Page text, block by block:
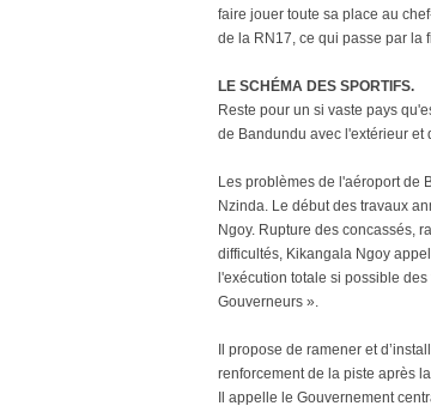
faire jouer toute sa place au
de la RN17, ce qui passe par la
LE SCHÉMA DES SPORTIFS.
Reste pour un si vaste pays
de Bandundu avec l'extérieur et
Les problèmes de l'aéroport de
Nzinda. Le début des travaux
Ngoy. Rupture des concassés,
difficultés, Kikangala Ngoy
l'exécution totale si possible
Gouverneurs ».
Il propose de ramener et
renforcement de la piste après
Il appelle le Gouvernement